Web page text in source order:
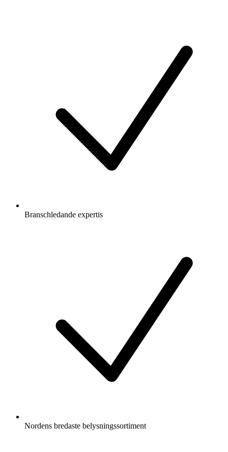
Branschledande expertis
Nordens bredaste belysningssortiment